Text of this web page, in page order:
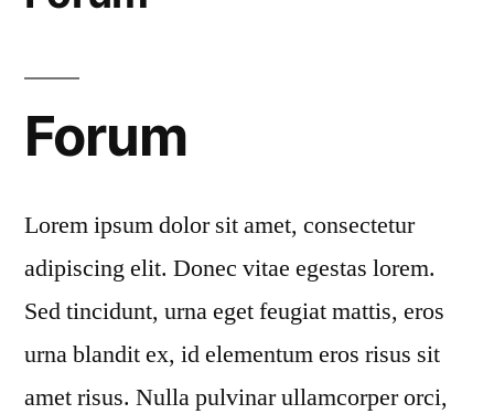
Forum
Lorem ipsum dolor sit amet, consectetur
adipiscing elit. Donec vitae egestas lorem.
Sed tincidunt, urna eget feugiat mattis, eros
urna blandit ex, id elementum eros risus sit
amet risus. Nulla pulvinar ullamcorper orci,